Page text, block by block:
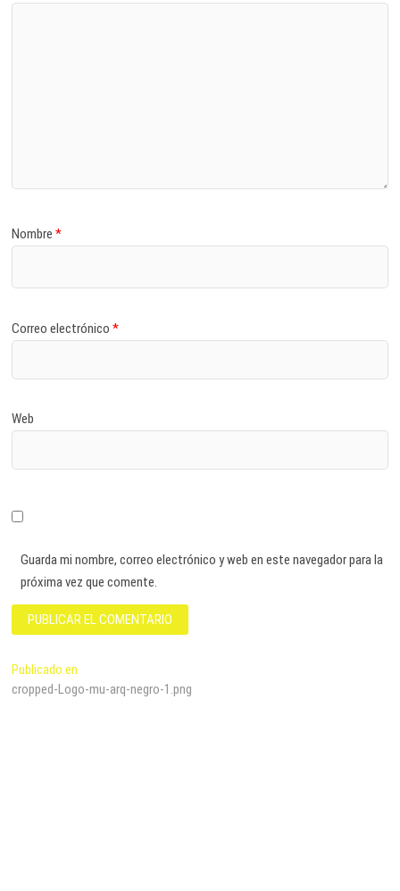
Nombre*
Correo electrónico*
Web
Guarda mi nombre, correo electrónico y web en este navegador para la
próxima vez que comente.
Navegación
de
Publicado en
cropped-Logo-mu-arq-negro-1.png